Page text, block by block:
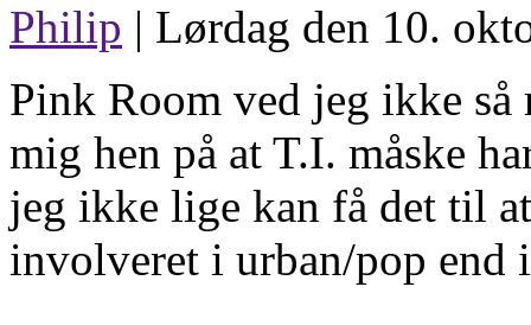
Philip | Lørdag den 10.
Pink Room ved jeg ikke så
mig hen på at T.I. måske
jeg ikke lige kan få det til
involveret i urban/pop end